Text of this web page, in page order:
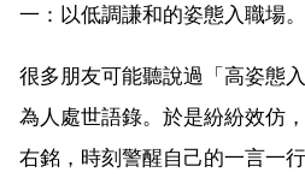
一：以低調謙和的姿態入職場。
很多朋友可能聽說過「高姿態
為人處世語錄。於是紛紛效仿
右銘，時刻警醒自己的一言一